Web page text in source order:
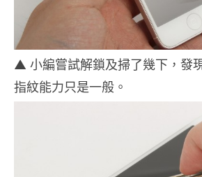
▲ 小編嘗試解鎖及掃了幾下，發
指紋能力只是一般。